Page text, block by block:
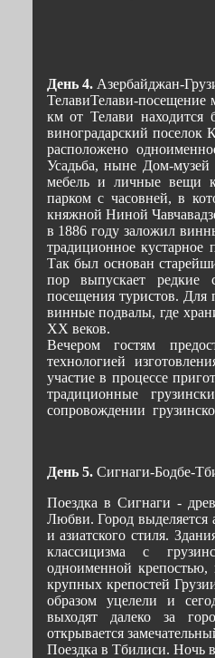
День 4.Азербайджан-
ТелавиТелави-
км от Телави находится
виноградарский поселок
расположено
Усадьба, ныне Дом-музей
мебель и личные вещи
парком с часовней, в
княжной Ниной
в 1886 году заложил
традиционное
Так был основан
пор выпускает редкие
посещения туристов. Для
винные подвалы, где
XX веков.
Вечером гостям
технологией
участие в процессе
традиционные
сопровождении
День 5.Сигнаги-Бодбе-
Поездка в Сигнаги -
Любви. Город выделяется
и азиатского стиля.
классицизма с
одноименной
крупных крепостей
образом уцелели и
выходят далеко за
открывается
Поездка в Тбилиси. Ночь